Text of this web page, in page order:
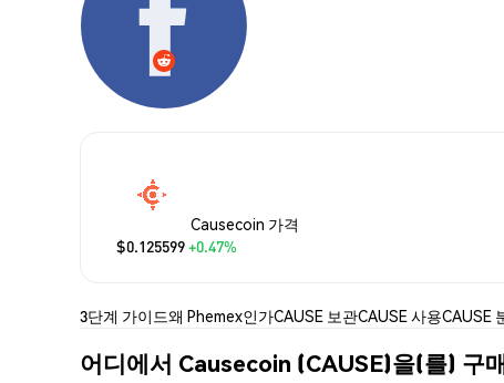
Causecoin 가격
$0.125599+0.47%
3단계 가이드왜 Phemex인가CAUSE 보관CAUSE 사용CAUSE
어디에서 Causecoin (CAUSE)을(를) 구